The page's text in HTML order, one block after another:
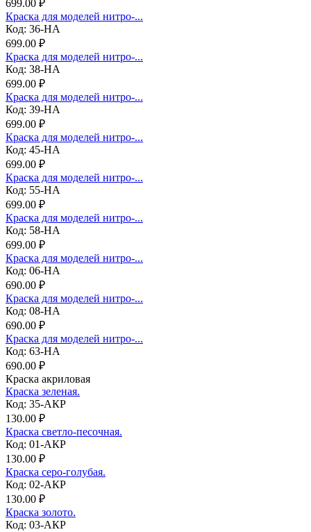
699.00 ₽
Краска для моделей нитро-...
Код: 36-НА
699.00 ₽
Краска для моделей нитро-...
Код: 38-НА
699.00 ₽
Краска для моделей нитро-...
Код: 39-НА
699.00 ₽
Краска для моделей нитро-...
Код: 45-НА
699.00 ₽
Краска для моделей нитро-...
Код: 55-НА
699.00 ₽
Краска для моделей нитро-...
Код: 58-НА
699.00 ₽
Краска для моделей нитро-...
Код: 06-НА
690.00 ₽
Краска для моделей нитро-...
Код: 08-НА
690.00 ₽
Краска для моделей нитро-...
Код: 63-НА
690.00 ₽
Краска акриловая
Краска зеленая.
Код: 35-АКР
130.00 ₽
Краска светло-песочная.
Код: 01-АКР
130.00 ₽
Краска серо-голубая.
Код: 02-АКР
130.00 ₽
Краска золото.
Код: 03-АКР